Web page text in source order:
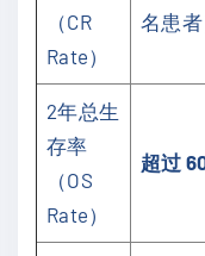
（CR
Rate）
名患者
2年总生
存率
（OS
Rate）
超过